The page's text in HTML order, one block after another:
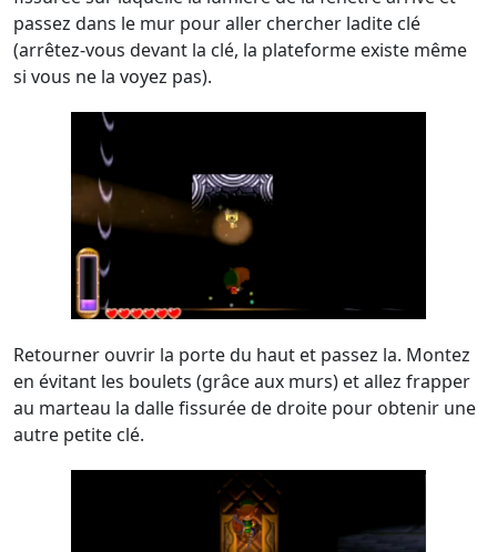
passez dans le mur pour aller chercher ladite clé
(arrêtez-vous devant la clé, la plateforme existe même
si vous ne la voyez pas).
Retourner ouvrir la porte du haut et passez la. Montez
en évitant les boulets (grâce aux murs) et allez frapper
au marteau la dalle fissurée de droite pour obtenir une
autre petite clé.